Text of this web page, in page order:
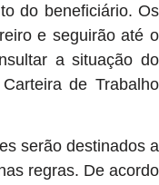
do beneficiário. Os
e seguirão até o
a situação do
de Trabalho
serão destinados a
regras. De acordo